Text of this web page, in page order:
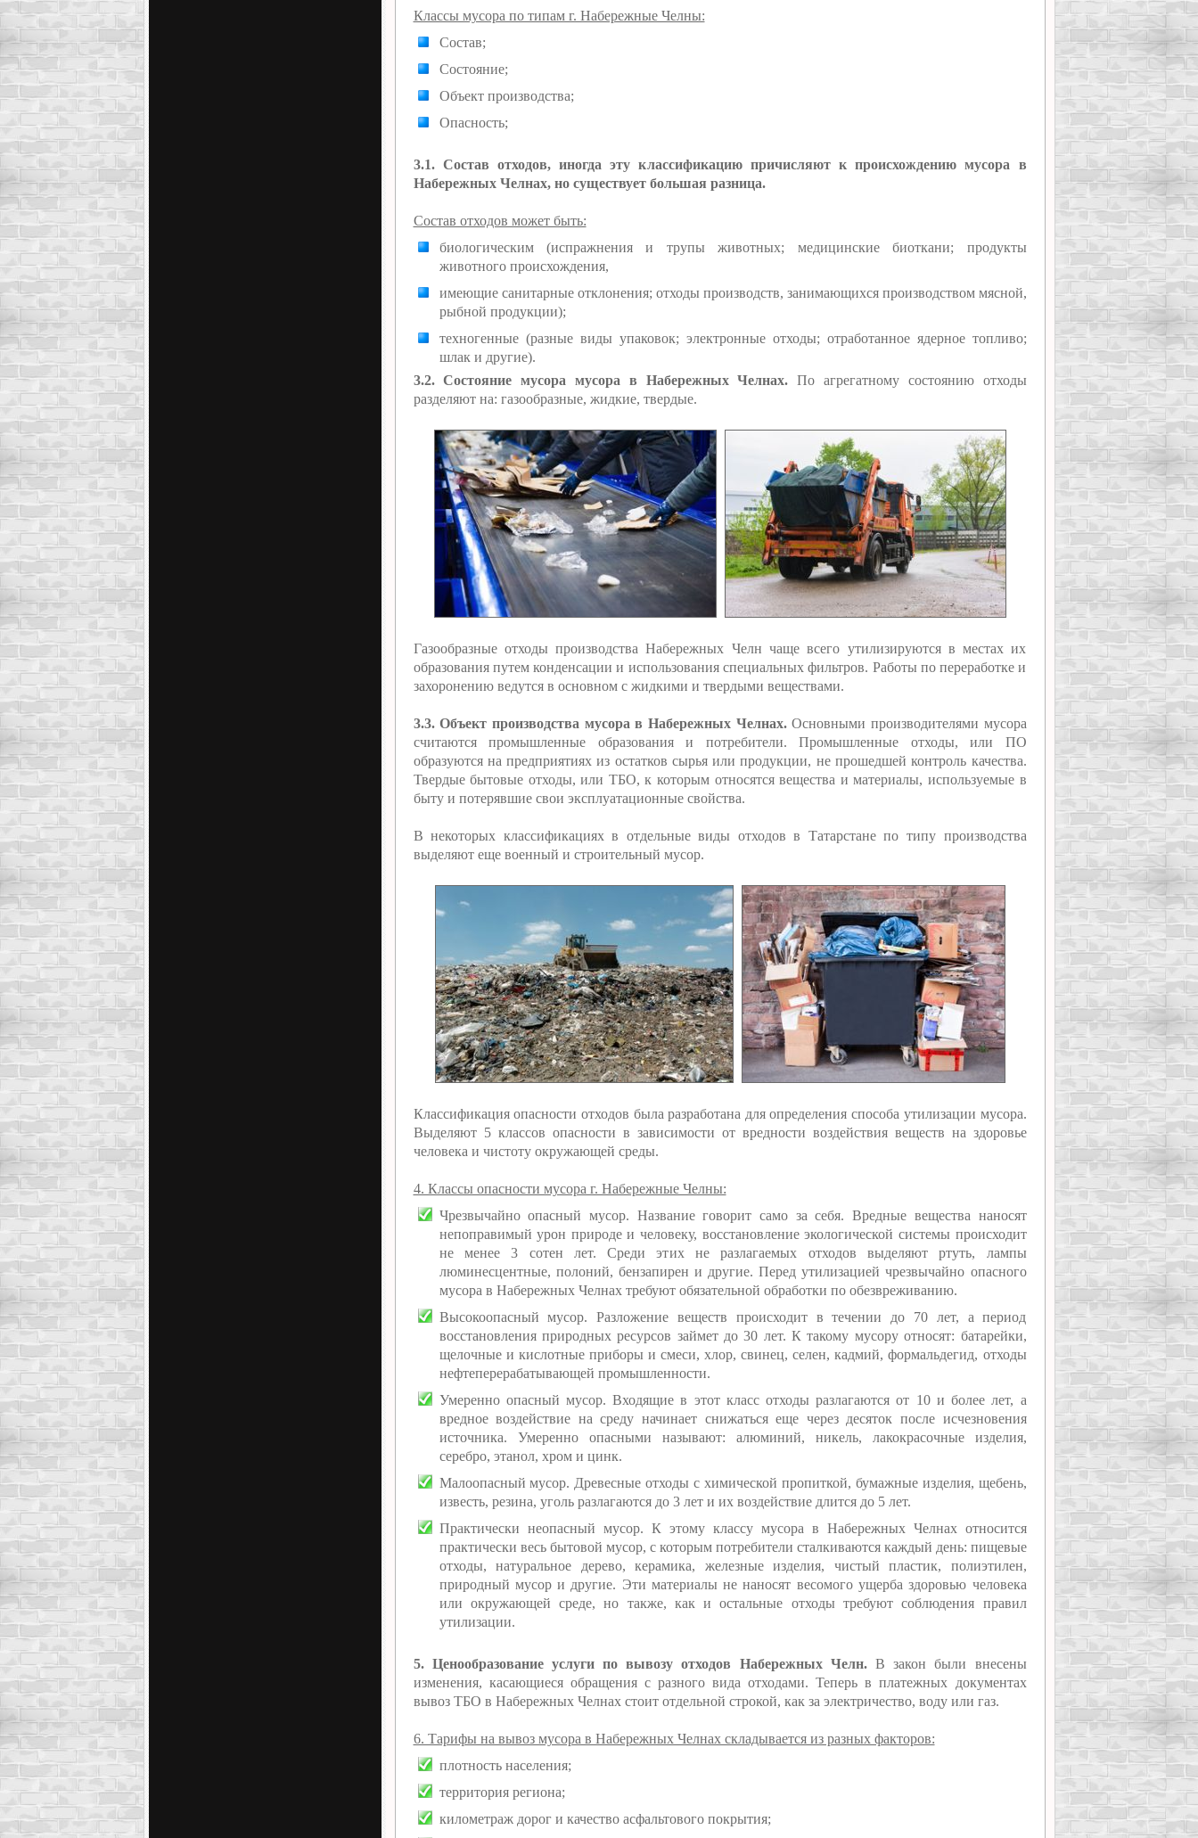
Классы мусора по типам г. Набережные Челны:
Состав;
Состояние;
Объект производства;
Опасность;
3.1. Состав отходов, иногда эту классификацию причисляют к происхождению мусора в
Набережных Челнах, но существует большая разница.
Состав отходов может быть:
биологическим (испражнения и трупы животных; медицинские биоткани; продукты
животного происхождения,
имеющие санитарные отклонения; отходы производств, занимающихся производством мясной,
рыбной продукции);
техногенные (разные виды упаковок; электронные отходы; отработанное ядерное топливо;
шлак и другие).
3.2. Состояние мусора мусора в Набережных Челнах. По агрегатному состоянию отходы
разделяют на: газообразные, жидкие, твердые.
Газообразные отходы производства Набережных Челн чаще всего утилизируются в местах их
образования путем конденсации и использования специальных фильтров. Работы по переработке и
захоронению ведутся в основном с жидкими и твердыми веществами.
3.3. Объект производства мусора в Набережных Челнах.Основными производителями мусора
считаются промышленные образования и потребители. Промышленные отходы, или ПО
образуются на предприятиях из остатков сырья или продукции, не прошедшей контроль качества.
Твердые бытовые отходы, или ТБО, к которым относятся вещества и материалы, используемые в
быту и потерявшие свои эксплуатационные свойства.
В некоторых классификациях в отдельные виды отходов в Татарстане по типу производства
выделяют еще военный и строительный мусор.
Классификация опасности отходов была разработана для определения способа утилизации мусора.
Выделяют 5 классов опасности в зависимости от вредности воздействия веществ на здоровье
человека и чистоту окружающей среды.
4. Классы опасности мусора г. Набережные Челны:
Чрезвычайно опасный мусор. Название говорит само за себя. Вредные вещества наносят
непоправимый урон природе и человеку, восстановление экологической системы происходит
не менее 3 сотен лет. Среди этих не разлагаемых отходов выделяют ртуть, лампы
люминесцентные, полоний, бензапирен и другие. Перед утилизацией чрезвычайно опасного
мусора в Набережных Челнах требуют обязательной обработки по обезвреживанию.
Высокоопасный мусор. Разложение веществ происходит в течении до 70 лет, а период
восстановления природных ресурсов займет до 30 лет. К такому мусору относят: батарейки,
щелочные и кислотные приборы и смеси, хлор, свинец, селен, кадмий, формальдегид, отходы
нефтеперерабатывающей промышленности.
Умеренно опасный мусор. Входящие в этот класс отходы разлагаются от 10 и более лет, а
вредное воздействие на среду начинает снижаться еще через десяток после исчезновения
источника. Умеренно опасными называют: алюминий, никель, лакокрасочные изделия,
серебро, этанол, хром и цинк.
Малоопасный мусор. Древесные отходы с химической пропиткой, бумажные изделия, щебень,
известь, резина, уголь разлагаются до 3 лет и их воздействие длится до 5 лет.
Практически неопасный мусор. К этому классу мусора в Набережных Челнах относится
практически весь бытовой мусор, с которым потребители сталкиваются каждый день: пищевые
отходы, натуральное дерево, керамика, железные изделия, чистый пластик, полиэтилен,
природный мусор и другие. Эти материалы не наносят весомого ущерба здоровью человека
или окружающей среде, но также, как и остальные отходы требуют соблюдения правил
утилизации.
5. Ценообразование услуги по вывозу отходов Набережных Челн.В закон были внесены
изменения, касающиеся обращения с разного вида отходами. Теперь в платежных документах
вывоз ТБО в Набережных Челнах стоит отдельной строкой, как за электричество, воду или газ.
6. Тарифы на вывоз мусора в Набережных Челнах складывается из разных факторов:
плотность населения;
территория региона;
километраж дорог и качество асфальтового покрытия;